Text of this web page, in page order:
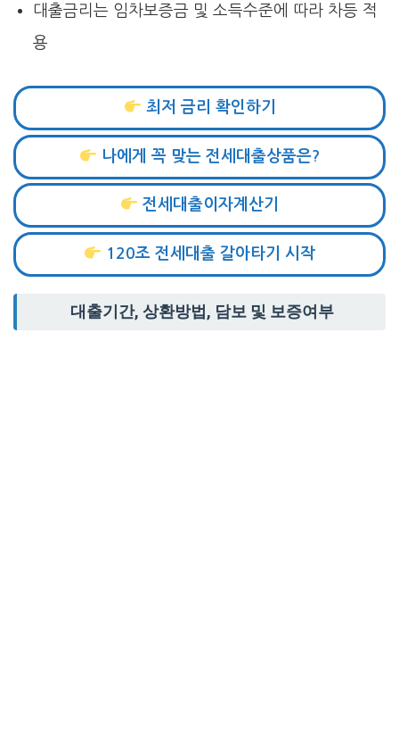
대출금리는 임차보증금 및 소득수준에 따라 차등 적
용
최저 금리 확인하기
나에게 꼭 맞는 전세대출상품은?
전세대출이자계산기
120조 전세대출 갈아타기 시작
대출기간, 상환방법, 담보 및 보증여부